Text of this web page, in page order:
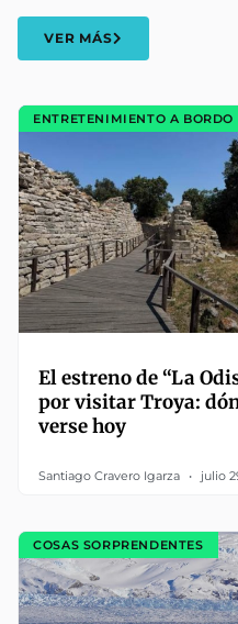
VER MÁS
ENTRETENIMIENTO A BORDO
El estreno de “La
por visitar Troya:
verse hoy
Santiago Cravero Igarza julio
COSAS SORPRENDENTES